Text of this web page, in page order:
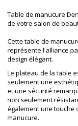
Table de manucure
de votre salon de
Cette table de
représente l'alliance
design élégant.
Le plateau de la table
seulement une
et une sécurité
non seulement
également une touche
manucure.